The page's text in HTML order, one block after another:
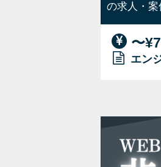
の求人・案
〜
エン